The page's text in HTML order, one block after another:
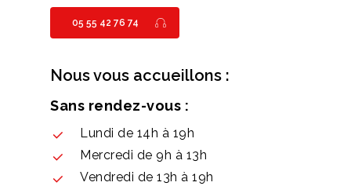
05 55 42 76 74
Nous vous accueillons :
Sans rendez-vous :
Lundi de 14h à 19h
Mercredi de 9h à 13h
Vendredi de 13h à 19h